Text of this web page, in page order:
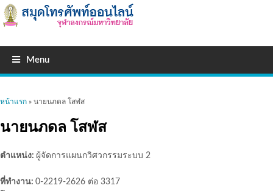
Menu
คุณอยู่ที่นี่
หน้าแรก » นายนภดล โสฬส
นายนภดล โสฬส
ตำแหน่ง: ผู้จัดการแผนกวิศวกรรมระบบ 2
ที่ทำงาน: 0-2219-2626 ต่อ 3317